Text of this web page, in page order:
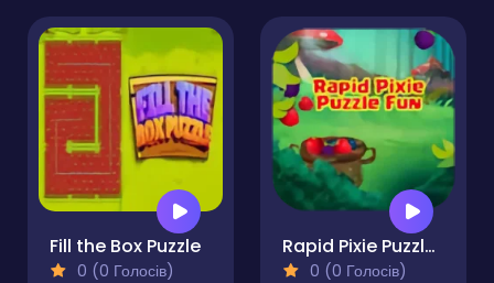
Fill the Box Puzzle
0 (0 Голосів)
Rapid Pixie Puzzle Fun
0 (0 Голосів)